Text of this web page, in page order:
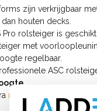
zijn verkrijgbaar
dan houten decks.
Pro rolsteiger is
met
regelbaar.
ASC
rolsteiger onderdelen